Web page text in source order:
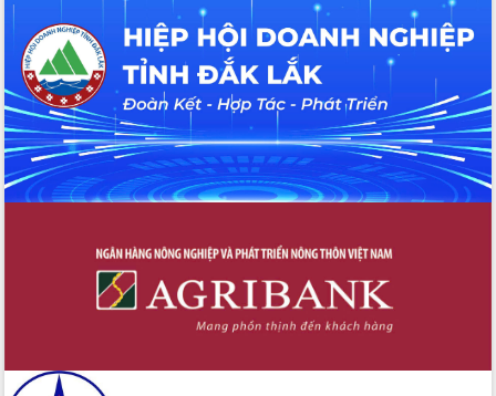
hiện nhiệm vụ quản lý tài sản công
hàng tuần
Tháo gỡ những vướng mắc, đẩy mạnh
công tác cải cách thủ tục hành chính
tại Trung tâm Phục vụ hành chính
công tỉnh
Đắk Lắk: Tôn vinh 46 giải pháp tại Hội
thi Sáng tạo Kỹ thuật 2024 - 2025
Phó Chủ tịch UBND tỉnh Đắk Lắk
Trương Công Thái kiểm tra thực địa
Dự án cao tốc Khánh Hòa - Buôn Ma
sản sống” trong dòng chảy toàn cầu